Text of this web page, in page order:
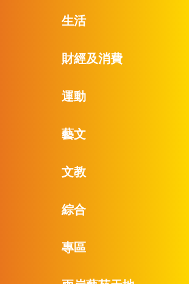
生活
財經及消費
運動
藝文
文教
綜合
專區